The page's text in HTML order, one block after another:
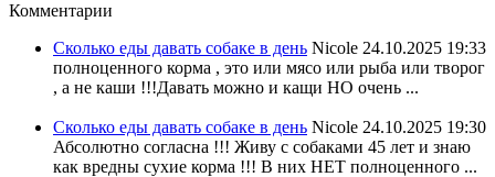
Комментарии
Сколько еды давать собаке в день Nicole 24.10.2025 19:33
полноценного корма , это или мясо или рыба или творог
, а не каши !!!Давать можно и кащи НО очень ...
Сколько еды давать собаке в день Nicole 24.10.2025 19:30
Абсолютно согласна !!! Живу с собаками 45 лет и знаю
как вредны сухие корма !!! В них НЕТ полноценного ...